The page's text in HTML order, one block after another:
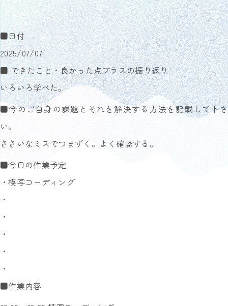
■日付
2025/07/07
■ できたこと・良かった点プラスの振り返り
いろいろ学べた。
■今のご自身の課題とそれを解決する方法を記載して下さ
い。
ささいなミスでつまずく。よく確認する。
■今日の作業予定
・模写コーディング
・
・
・
・
・
■作業内容